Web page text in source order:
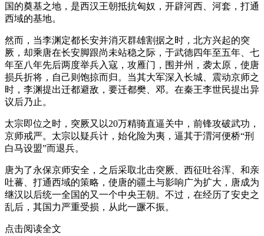
国的奠基之地，是西汉王朝抵抗匈奴，开辟河西、河套，打通
西域的基地。
然而，当李渊定都长安并消灭群雄割据之时，北方兴起的突
厥，却乘唐在长安脚跟尚未站稳之际，于武德四年至五年、七
年至八年先后两度举兵入寇，攻雁门，围并州，袭太原，使唐
损兵折将，自己则饱掠而归。当其大军深入长城、震动京师之
时，李渊提出迁都避敌，要迁都樊、邓。在秦王李世民提出异
议后乃止。
太宗即位之时，突厥又以20万精骑直逼关中，前锋攻破武功，
京师戒严。太宗以疑兵计，始化险为夷，逼其于渭河便桥“刑
白马设盟”而退兵。
唐为了永保京师安全，之后采取北击突厥、西征吐谷浑、和亲
吐蕃、打通西域的策略，使唐的疆土与影响广为扩大，唐成为
继汉以后统一全国的又一个中央王朝。不过，在经历了安史之
乱后，其国力严重受损，从此一蹶不振。
点击阅读全文